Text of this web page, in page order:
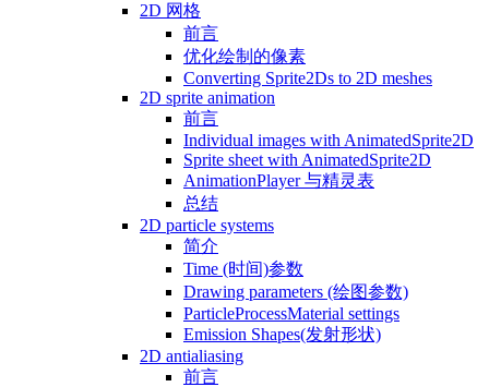
2D 网格
前言
优化绘制的像素
Converting Sprite2Ds to 2D meshes
2D sprite animation
前言
Individual images with AnimatedSprite2D
Sprite sheet with AnimatedSprite2D
AnimationPlayer 与精灵表
总结
2D particle systems
简介
Time (时间)参数
Drawing parameters (绘图参数)
ParticleProcessMaterial settings
Emission Shapes(发射形状)
2D antialiasing
前言